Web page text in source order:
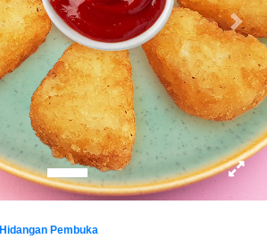
Next
Hidangan Pembuka